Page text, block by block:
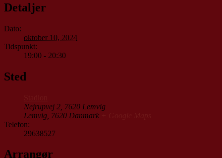
Detaljer
Dato:
oktober 10, 2024
Tidspunkt:
19:00 - 20:30
Sted
Nejrupvej 2, 7620 Lemvig
Lemvig 7620 Danmark
Telefon:
29638527
Arrangør